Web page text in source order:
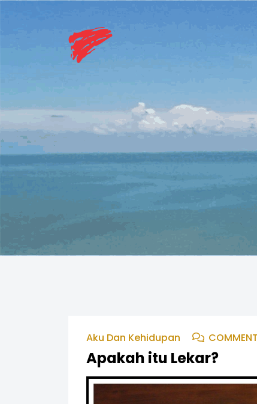
Aku Dan Kehidupan
Apakah itu Lekar?